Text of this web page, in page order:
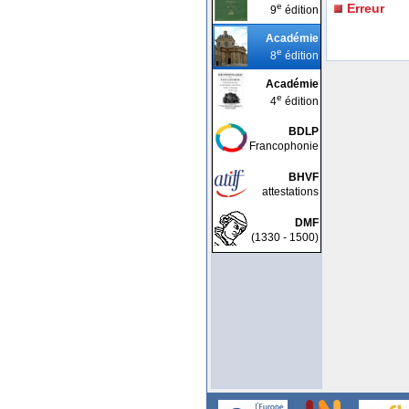
9e édition
Académie
8e édition
Académie
4e édition
BDLP
Francophonie
BHVF
attestations
DMF
(1330 - 1500)
Erreur